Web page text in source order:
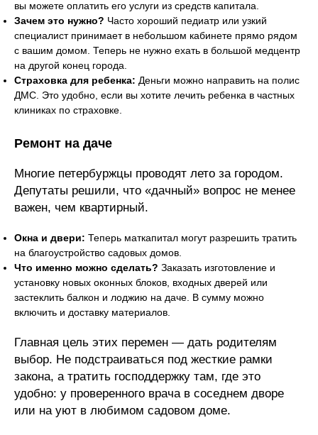
вы можете оплатить его услуги из средств капитала.
Зачем это нужно? Часто хороший педиатр или узкий
специалист принимает в небольшом кабинете прямо рядом
с вашим домом. Теперь не нужно ехать в большой медцентр
на другой конец города.
Страховка для ребенка: Деньги можно направить на полис
ДМС. Это удобно, если вы хотите лечить ребенка в частных
клиниках по страховке.
Ремонт на даче
Многие петербуржцы проводят лето за городом.
Депутаты решили, что «дачный» вопрос не менее
важен, чем квартирный.
Окна и двери: Теперь маткапитал могут разрешить тратить
на благоустройство садовых домов.
Что именно можно сделать? Заказать изготовление и
установку новых оконных блоков, входных дверей или
застеклить балкон и лоджию на даче. В сумму можно
включить и доставку материалов.
Главная цель этих перемен — дать родителям
выбор. Не подстраиваться под жесткие рамки
закона, а тратить господдержку там, где это
удобно: у проверенного врача в соседнем дворе
или на уют в любимом садовом доме.